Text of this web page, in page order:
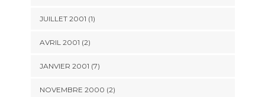
JUILLET 2001 (1)
AVRIL 2001 (2)
JANVIER 2001 (7)
NOVEMBRE 2000 (2)